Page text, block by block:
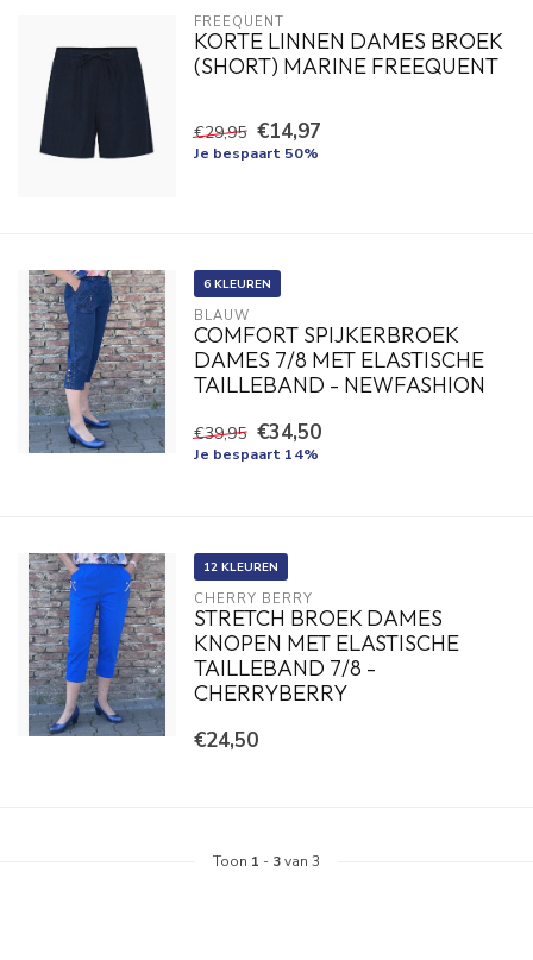
FREEQUENT
KORTE LINNEN DAMES BROEK
(SHORT) MARINE FREEQUENT
€29,95 €14,97
Je bespaart 50%
6 KLEUREN
BLAUW
COMFORT SPIJKERBROEK
DAMES 7/8 MET ELASTISCHE
TAILLEBAND - NEWFASHION
€39,95 €34,50
Je bespaart 14%
12 KLEUREN
CHERRY BERRY
STRETCH BROEK DAMES
KNOPEN MET ELASTISCHE
TAILLEBAND 7/8 -
CHERRYBERRY
€24,50
Toon 1 - 3van 3